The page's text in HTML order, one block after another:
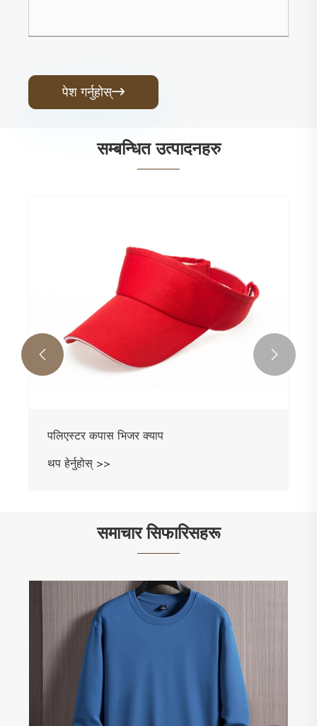
पेश गर्नुहोस्
सम्बन्धित उत्पादनहरु
पलिएस्टर कपास भिजर क्याप
थप हेर्नुहोस् >>
 
समाचार सिफारिसहरू